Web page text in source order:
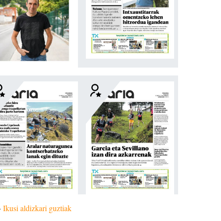
Ikusi aldizkari guztiak